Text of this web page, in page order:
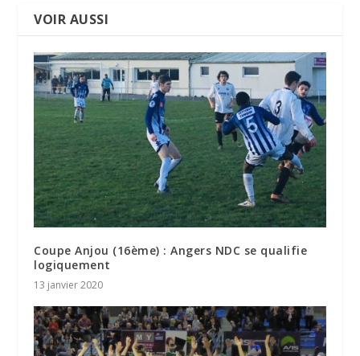
VOIR AUSSI
Coupe Anjou (16ème) : Angers NDC se qualifie
logiquement
13 janvier 2020